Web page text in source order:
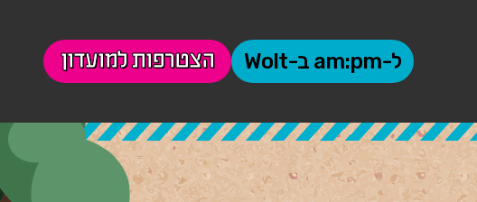
ל-am:pm ב-Wolt הצטרפות למועדון